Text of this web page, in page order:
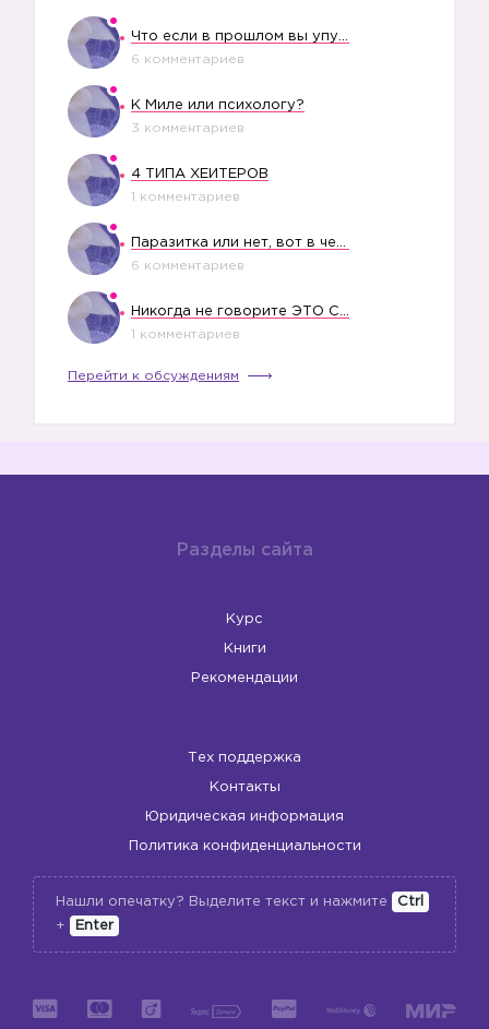
6 комментариев
К Миле или психологу?
3 комментариев
4 ТИПА ХЕЙТЕРОВ
1 комментариев
6 комментариев
1 комментариев
Перейти к обсуждениям
Разделы сайта
Курс
Книги
Рекомендации
Тех поддержка
Контакты
Юридическая информация
Политика конфиденциальности
Нашли опечатку? Выделите текст и нажмите
Ctrl
+
Enter